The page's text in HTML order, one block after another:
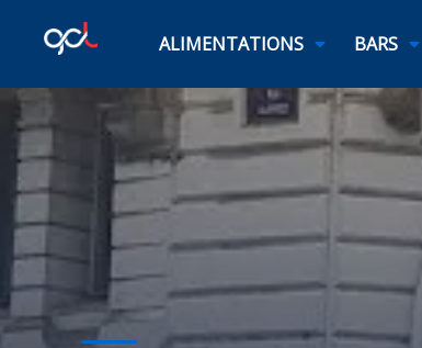
ALIMENTATIONS BARS